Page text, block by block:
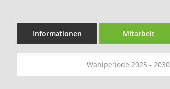
Informationen Mitarbeit
Wahlperiode 2025 - 2030